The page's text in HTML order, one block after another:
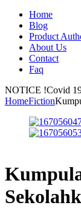
Home
Blog
Product
About Us
Contact
Faq
NOTICE !Covid
HomeFiction